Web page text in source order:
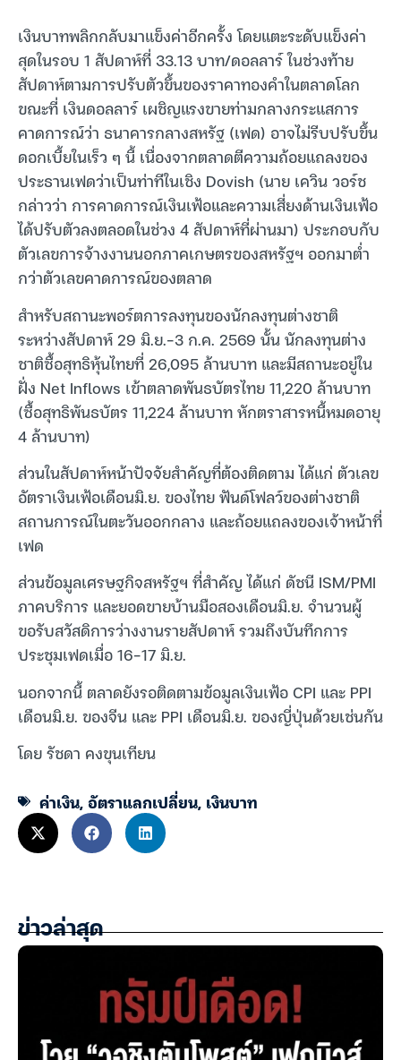
เงินบาทพลิกกลับมาแข็งค่าอีกครั้ง โดยแตะระดับแข็งค่า
สุดในรอบ 1 สัปดาห์ที่ 33.13 บาท/ดอลลาร์ ในช่วงท้าย
สัปดาห์ตามการปรับตัวขึ้นของราคาทองคำในตลาดโลก
ขณะที่ เงินดอลลาร์ เผชิญแรงขายท่ามกลางกระแสการ
คาดการณ์ว่า ธนาคารกลางสหรัฐ (เฟด) อาจไม่รีบปรับขึ้น
ดอกเบี้ยในเร็ว ๆ นี้ เนื่องจากตลาดตีความถ้อยแถลงของ
ประธานเฟดว่าเป็นท่าทีในเชิง Dovish (นาย เควิน วอร์ช
กล่าวว่า การคาดการณ์เงินเฟ้อและความเสี่ยงด้านเงินเฟ้อ
ได้ปรับตัวลงตลอดในช่วง 4 สัปดาห์ที่ผ่านมา) ประกอบกับ
ตัวเลขการจ้างงานนอกภาคเกษตรของสหรัฐฯ ออกมาต่ำ
กว่าตัวเลขคาดการณ์ของตลาด
สำหรับสถานะพอร์ตการลงทุนของนักลงทุนต่างชาติ
ระหว่างสัปดาห์ 29 มิ.ย.-3 ก.ค. 2569 นั้น นักลงทุนต่าง
ชาติซื้อสุทธิหุ้นไทยที่ 26,095 ล้านบาท และมีสถานะอยู่ใน
ฝั่ง Net Inflows เข้าตลาดพันธบัตรไทย 11,220 ล้านบาท
(ซื้อสุทธิพันธบัตร 11,224 ล้านบาท หักตราสารหนี้หมดอายุ
4 ล้านบาท)
ส่วนในสัปดาห์หน้าปัจจัยสำคัญที่ต้องติดตาม ได้แก่ ตัวเลข
อัตราเงินเฟ้อเดือนมิ.ย. ของไทย ฟันด์โฟลว์ของต่างชาติ
สถานการณ์ในตะวันออกกลาง และถ้อยแถลงของเจ้าหน้าที่
เฟด
ส่วนข้อมูลเศรษฐกิจสหรัฐฯ ที่สำคัญ ได้แก่ ดัชนี ISM/PMI
ภาคบริการ และยอดขายบ้านมือสองเดือนมิ.ย. จำนวนผู้
ขอรับสวัสดิการว่างงานรายสัปดาห์ รวมถึงบันทึกการ
ประชุมเฟดเมื่อ 16-17 มิ.ย.
นอกจากนี้ ตลาดยังรอติดตามข้อมูลเงินเฟ้อ CPI และ PPI
เดือนมิ.ย. ของจีน และ PPI เดือนมิ.ย. ของญี่ปุ่นด้วยเช่นกัน
โดย รัชดา คงขุนเทียน
ค่าเงิน,อัตราแลกเปลี่ยน, เงินบาท
ข่าวล่าสุด